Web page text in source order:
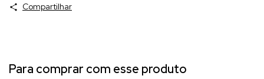
Compartilhar
Para comprar com esse produto